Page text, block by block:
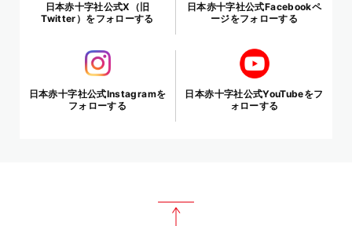
日本赤十字社公式X（旧
Twitter）をフォローする
日本赤十字社公式Facebookペ
ージをフォローする
日本赤十字社公式Instagramを
フォローする
日本赤十字社公式YouTubeをフ
ォローする